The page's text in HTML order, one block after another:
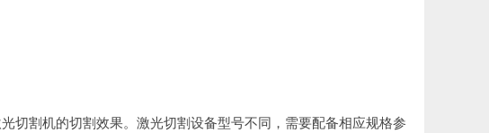
切割机的切割效果。激光切割设备型号不同，需要配备相应规格参